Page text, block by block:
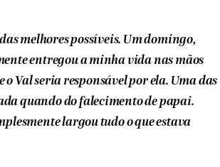
melhores possíveis. Um domingo,
entregou a minha vida nas mãos
o Val seria responsável por ela. Uma das
quando do falecimento de papai.
largou tudo o que estava